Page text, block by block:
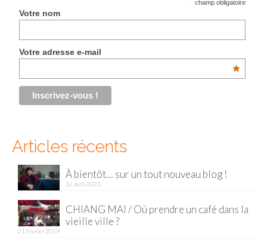
Malaisie
Singapour
Baie d’Halong
Hanoi
Mai Chau
champ obligatoire
Votre nom
Votre adresse e-mail
*
Articles récents
À bientôt… sur un tout nouveau blog !
16 avril 2023
CHIANG MAI / Où prendre un café dans la
vieille ville ?
21 février 2019